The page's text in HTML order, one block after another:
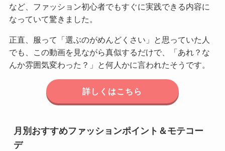
など、ファッション初心者でもすぐに実践できる内容に
なっていて驚きました。
正直、服って「選ぶのがめんどくさい」と思っていた人
でも、この動画を見ながら真似するだけで、「あれ？な
んか雰囲気変わった？」と何人かに言われたそうです。
詳しくはこちら
月別おすすめファッションポイント＆モテコー
デ